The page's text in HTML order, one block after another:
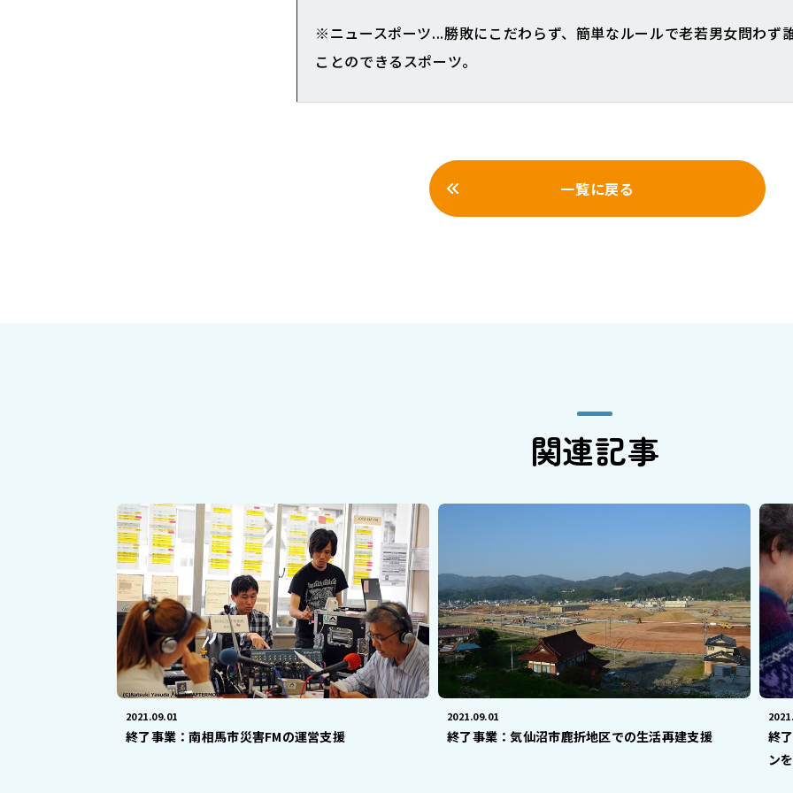
※ニュースポーツ...勝敗にこだわらず、簡単なルールで老若男女問わず
ことのできるスポーツ。
一覧に戻る
関連記事
2021.09.01
終了事業：南相馬市災害FMの運営支援
2021.09.01
終了事業：気仙沼市鹿折地区での生活再建支援
終
ン